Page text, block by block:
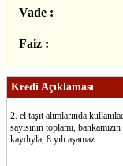
Vade :
Faiz :
Kredi Açıklaması
2. el taşıt alımlarında
sayısının toplamı,
kaydıyla, 8 yılı aşamaz.